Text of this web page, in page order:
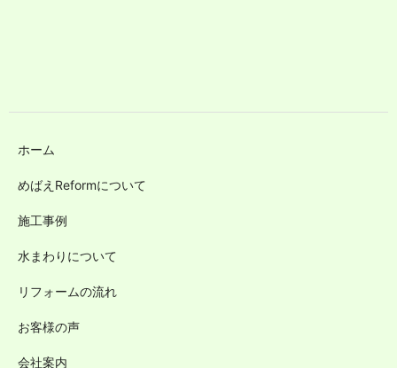
ホーム
めばえReformについて
施工事例
水まわりについて
リフォームの流れ
お客様の声
会社案内